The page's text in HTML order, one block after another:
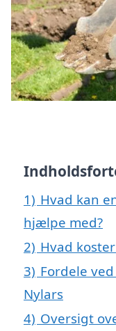
1) Hvad kan
hjælpe med?
2) Hvad
3) Fordele
Nylars
4) Oversigt